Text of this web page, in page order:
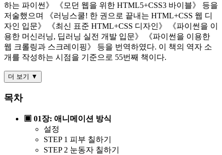
하는 파이썬》 《모던 웹을 위한 HTML5+CSS3 바이블》 등을
저술했으며 《러닝스쿨! 한 권으로 끝내는 HTML+CSS 웹 디
자인 입문》 《최신 표준 HTML+CSS 디자인》 《파이썬을 이
용한 머신러닝, 딥러닝 실전 개발 입문》 《파이썬을 이용한
웹 크롤링과 스크레이핑》 등을 번역하였다. 이 책의 역자 소
개를 작성하는 시점을 기준으로 55번째 책이다.
더 보기 ▼
목차
▣ 01장: 애니메이션 방식
설정
STEP 1 피부 칠하기
STEP 2 눈동자 칠하기